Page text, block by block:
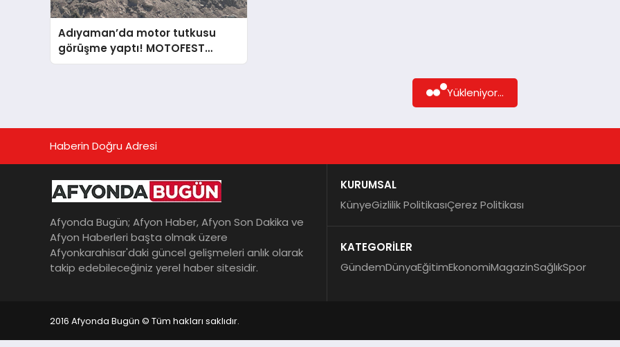
Adıyaman’da motor tutkusu
görüşme yaptı! MOTOFEST
2026’ya yoğun ilgi
Yükleniyor...
Haberin Doğru Adresi
Afyonda Bugün; Afyon Haber, Afyon Son Dakika ve
Afyon Haberleri başta olmak üzere
Afyonkarahisar'daki güncel gelişmeleri anlık olarak
takip edebileceğiniz yerel haber sitesidir.
KURUMSAL
KünyeGizlilik PolitikasıÇerez Politikası
KATEGORİLER
GündemDünyaEğitimEkonomiMagazinSağlıkSpor
2016 Afyonda Bugün © Tüm hakları saklıdır.